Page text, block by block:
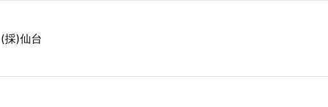
(採)仙台